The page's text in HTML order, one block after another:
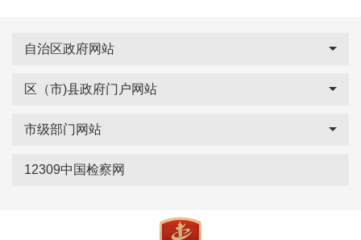
自治区政府网站
区（市)县政府门户网站
市级部门网站
12309中国检察网